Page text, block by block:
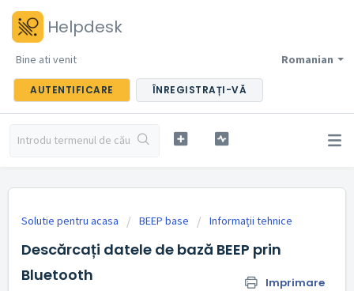
Helpdesk
Romanian
Bine ati venit
AUTENTIFICARE ÎNREGISTRAȚI-VĂ
Solutie pentru acasa BEEP base Informații tehnice
Descărcați datele de bază BEEP prin
Bluetooth
Imprimare